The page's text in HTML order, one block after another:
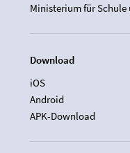
Ministerium für Schule
Download
iOS
Android
APK-Download